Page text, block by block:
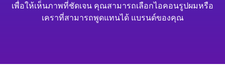
เพื่อให้เห็นภาพที่ชัดเจน คุณสามารถเลือกไอคอนรูปผมหรือ
เคราที่สามารถพูดแทนได้ แบรนด์ของคุณ